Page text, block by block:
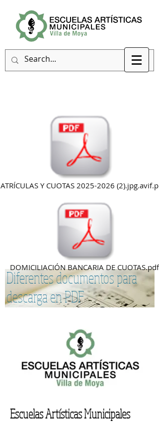
Y CUOTAS 2025-2026
Diferentes documentos para
descarga en PDF
DOMICILIACIÓN BANCARIA DE CUOTAS.pdf
Escuelas Artísticas Municipales